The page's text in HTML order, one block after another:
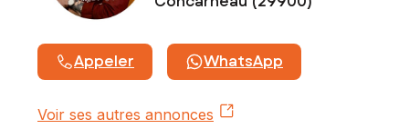
Une opportunité unique à saisir !
Les informations sur les risques auxquels ce bien est
exposé sont disponibles sur le site Géorisques :
www.georisques.gouv.fr
Prix de vente : 147 000 €
Appeler WhatsApp
Voir ses autres annonces